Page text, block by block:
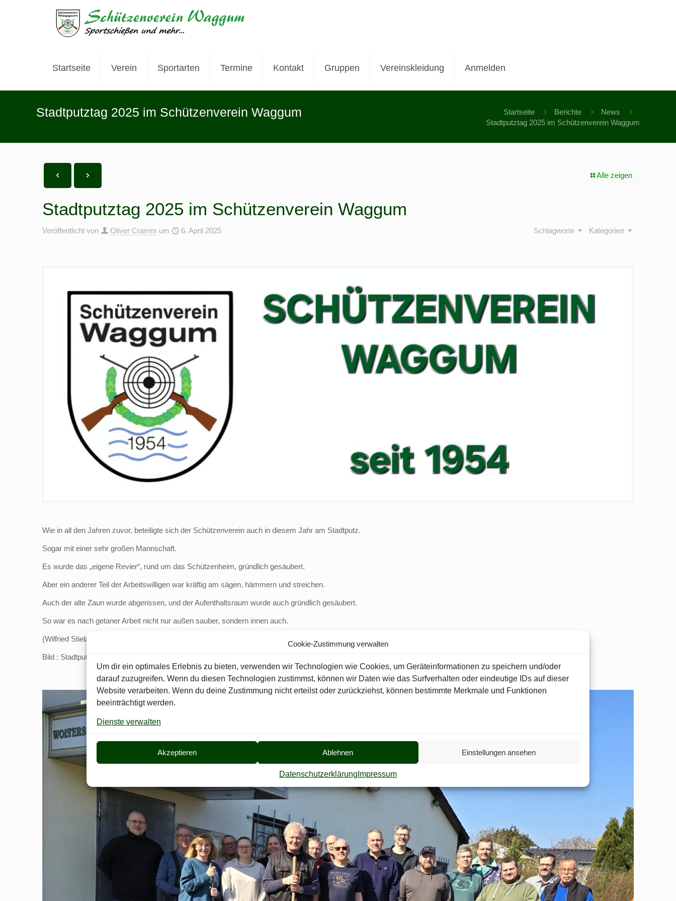
Cookie-Zustimmung verwalten
Um dir ein optimales Erlebnis zu bieten, verwenden wir Technologien wie Cookies, um Geräteinformationen zu speichern und/oder
darauf zuzugreifen. Wenn du diesen Technologien zustimmst, können wir Daten wie das Surfverhalten oder eindeutige IDs auf dieser
Website verarbeiten. Wenn du deine Zustimmung nicht erteilst oder zurückziehst, können bestimmte Merkmale und Funktionen
beeinträchtigt werden.
Dienste verwalten
Akzeptieren Ablehnen Einstellungen ansehen
Datenschutzerklärung Impressum
Startseite Verein Sportarten Termine Kontakt Gruppen Vereinskleidung Anmelden
Stadtputztag 2025 im Schützenverein Waggum Startseite Berichte
News
Stadtputztag 2025 im Schützenverein Waggum
Alle zeigen
Stadtputztag 2025 im Schützenverein Waggum
Veröffentlicht von Oliver Cramm um 6. April 2025 Kategorien
Schlagworte
Wie in all den Jahren zuvor, beteiligte sich der Schützenverein auch in diesem Jahr am Stadtputz.
Sogar mit einer sehr großen Mannschaft.
Es wurde das „eigene Revier“, rund um das Schützenheim, gründlich gesäubert.
Aber ein anderer Teil der Arbeitswilligen war kräftig am sägen, hämmern und streichen.
Auch der alte Zaun wurde abgerissen, und der Aufenthaltsraum wurde auch gründlich gesäubert.
So war es nach getaner Arbeit nicht nur außen sauber, sondern innen auch.
(Wilfried Stielau)
Bild : Stadtputz 25 „Die fleißigen Helfer beim Stadtputz“